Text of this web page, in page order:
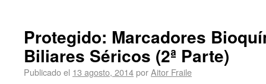
Protegido: Marcadores
Biliares Séricos (2ª Parte)
Publicado el 13 agosto, 2014porAitor Fraile